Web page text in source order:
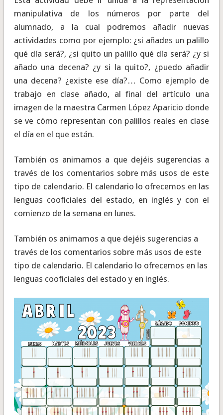
manipulativa de los números por parte del
alumnado, a la cual podremos añadir nuevas
actividades como por ejemplo: ¿si añades un palillo
qué día será?, ¿si quito un palillo qué día será? ¿y si
añado una decena? ¿y si la quito?, ¿puedo añadir
una decena? ¿existe ese día?… Como ejemplo de
trabajo en clase añado, al final del artículo una
imagen de la maestra Carmen López Aparicio donde
se ve cómo representan con palillos reales en clase
el día en el que están.
También os animamos a que dejéis sugerencias a
través de los comentarios sobre más usos de este
tipo de calendario. El calendario lo ofrecemos en las
lenguas cooficiales del estado, en inglés y con el
comienzo de la semana en lunes.
También os animamos a que dejéis sugerencias a
través de los comentarios sobre más usos de este
tipo de calendario. El calendario lo ofrecemos en las
lenguas cooficiales del estado y en inglés.